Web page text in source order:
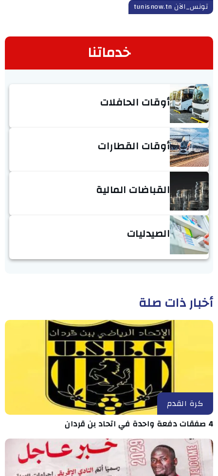
تونس_الآن tunisnow.tn
خدماتنا
أوقات الحافلات
أوقات القطارات
القباضات المالية
الصيدليات
أخبار ذات صلة
كرة القدم
4 صفقات دفعة واحدة في اتحاد بن قردان